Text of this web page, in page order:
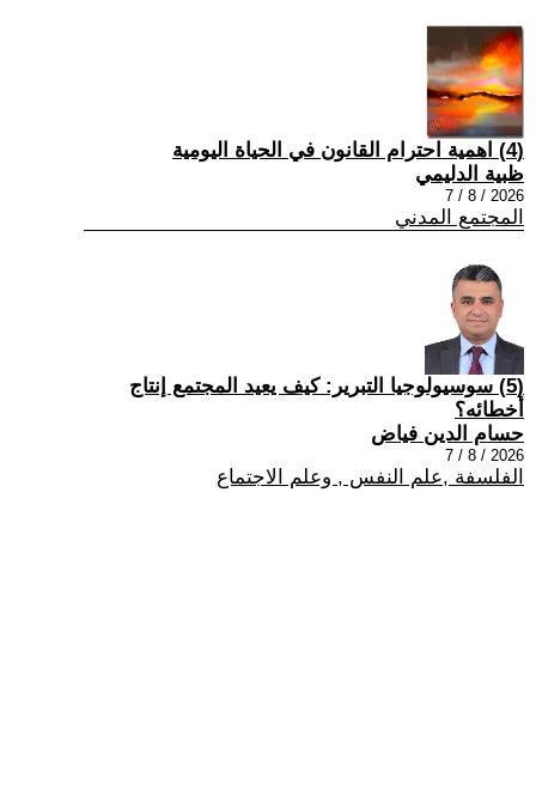
(4) اهمية احترام القانون في الحياة اليومية
ظبية الدليمي
2026 / 8 / 7
المجتمع المدني
(5) سوسيولوجيا التبرير: كيف يعيد المجتمع إنتاج
أخطائه؟
حسام الدين فياض
2026 / 8 / 7
الفلسفة ,علم النفس , وعلم الاجتماع